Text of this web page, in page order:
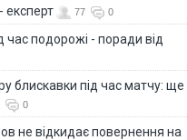
експерт
77 0
час подорожі - поради від
блискавки під час матчу: ще
0
не відкидає повернення на